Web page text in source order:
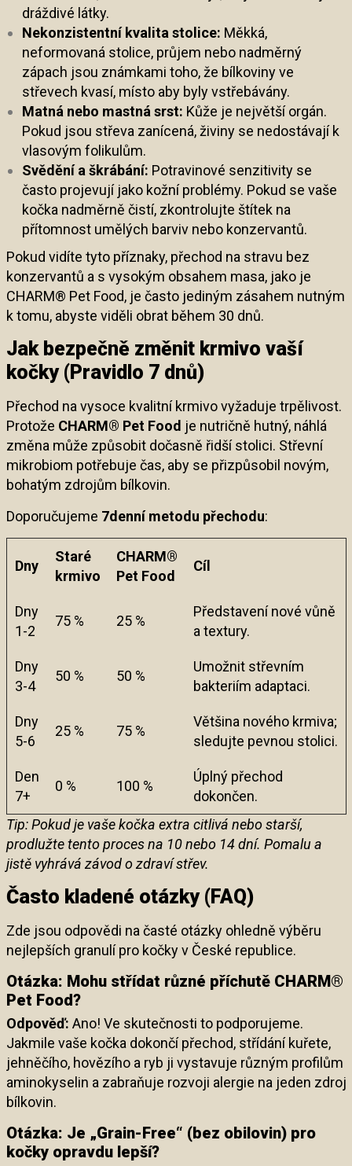
dráždivé látky.
Nekonzistentní kvalita stolice: Měkká,
neformovaná stolice, průjem nebo nadměrný
zápach jsou známkami toho, že bílkoviny ve
střevech kvasí, místo aby byly vstřebávány.
Matná nebo mastná srst: Kůže je největší orgán.
Pokud jsou střeva zanícená, živiny se nedostávají k
vlasovým folikulům.
Svědění a škrábání: Potravinové senzitivity se
často projevují jako kožní problémy. Pokud se vaše
kočka nadměrně čistí, zkontrolujte štítek na
přítomnost umělých barviv nebo konzervantů.
Pokud vidíte tyto příznaky, přechod na stravu bez
konzervantů a s vysokým obsahem masa, jako je
CHARM® Pet Food, je často jediným zásahem nutným
k tomu, abyste viděli obrat během 30 dnů.
Jak bezpečně změnit krmivo vaší
kočky (Pravidlo 7 dnů)
Přechod na vysoce kvalitní krmivo vyžaduje trpělivost.
Protože CHARM® Pet Food je nutričně hutný, náhlá
změna může způsobit dočasně řidší stolici. Střevní
mikrobiom potřebuje čas, aby se přizpůsobil novým,
bohatým zdrojům bílkovin.
Doporučujeme 7denní metodu přechodu:
Dny
Staré
krmivo
CHARM®
Pet Food
Cíl
Dny
1-2
75 % 25 %
Představení nové vůně
a textury.
Dny
3-4
50 % 50 %
Umožnit střevním
bakteriím adaptaci.
Dny
5-6
25 % 75 %
Většina nového krmiva;
sledujte pevnou stolici.
Den
7+
0 % 100 %
Úplný přechod
dokončen.
Tip: Pokud je vaše kočka extra citlivá nebo starší,
prodlužte tento proces na 10 nebo 14 dní. Pomalu a
jistě vyhrává závod o zdraví střev.
Často kladené otázky (FAQ)
Zde jsou odpovědi na časté otázky ohledně výběru
nejlepších granulí pro kočky v České republice.
Otázka: Mohu střídat různé příchutě CHARM®
Pet Food?
Odpověď: Ano! Ve skutečnosti to podporujeme.
Jakmile vaše kočka dokončí přechod, střídání kuřete,
jehněčího, hovězího a ryb ji vystavuje různým profilům
aminokyselin a zabraňuje rozvoji alergie na jeden zdroj
bílkovin.
Otázka: Je „Grain-Free“ (bez obilovin) pro
kočky opravdu lepší?